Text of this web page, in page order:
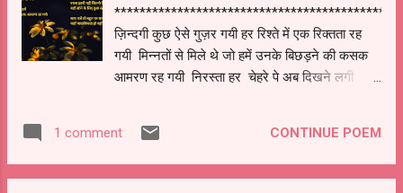
********************************************
ज़िन्दगी कुछ ऐसे गुज़र गयी हर रिश्ते में एक रिक्तता रह
गयी मिन्नतों से मिले थे जो हमें उनके बिछड़ने की कसक
आमरण रह गयी निरस्ता हर चेहरे पे अब दिखने लगी
अमीरी मिली साथ चले तो बहुत पर साथ निभा न सके जहाँ
वास्तविकता हो वहाँ व्योहार न चले
1 comment CONTINUE POEM